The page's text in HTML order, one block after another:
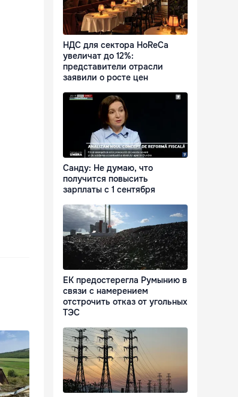
НДС для сектора HoReCa
увеличат до 12%:
представители отрасли
заявили о росте цен
Санду: Не думаю, что
получится повысить
зарплаты с 1 сентября
ЕК предостерегла Румынию в
связи с намерением
отстрочить отказ от угольных
ТЭС